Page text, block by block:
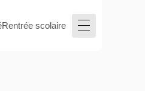
Rentrée scolaire